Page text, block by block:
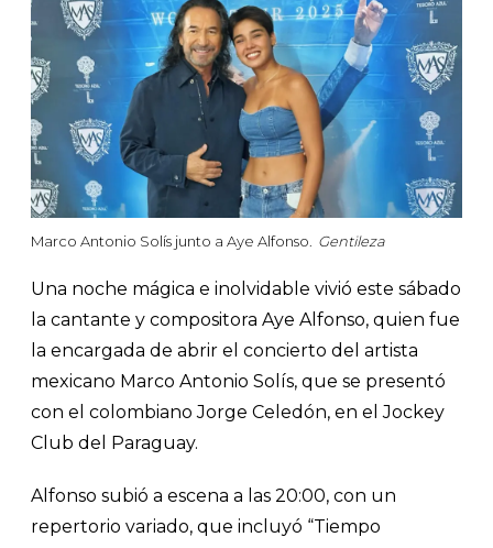
Marco Antonio Solís junto a Aye Alfonso. Gentileza
Una noche mágica e inolvidable vivió este sábado
la cantante y compositora Aye Alfonso, quien fue
la encargada de abrir el concierto del artista
mexicano Marco Antonio Solís, que se presentó
con el colombiano Jorge Celedón, en el Jockey
Club del Paraguay.
Alfonso subió a escena a las 20:00, con un
repertorio variado, que incluyó “Tiempo